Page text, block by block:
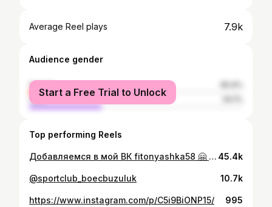
Average Reel plays 7.9k
Audience gender
female
male
Start a Free Trial to Unlock
Top performing Reels
Добавляемся в мой ВК fitonyashka58 🤗 #худей #качайся #класснаяфигура #красиваяспина #сильныеруки #спортивныедевушки #пенза #ятренер #программастройности #восстановлениепослебеременности 45.4k
@sportclub_boecbuzuluk 10.7k
https://www.instagram.com/p/C5i9BiONP15/ 995